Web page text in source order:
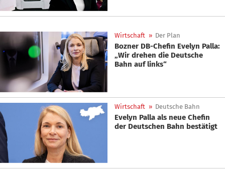
Wirtschaft » Der Plan
Bozner DB-Chefin Evelyn Palla:
„Wir drehen die Deutsche
Bahn auf links“
Wirtschaft » Deutsche Bahn
Evelyn Palla als neue Chefin
der Deutschen Bahn bestätigt